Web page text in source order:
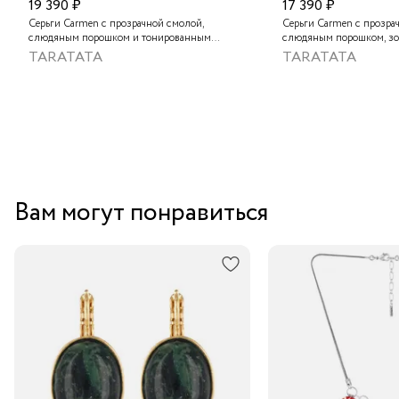
19 390 ₽
Серьги Carmen с прозрачной смолой,
слюдяным порошком и тонированным
агатом
TARATATA
17 390 ₽
Серьги Carmen с
слюдяным порошком,
песчаником, солнечным
золотистым гематитом,
TARATATA
Вам могут понравиться